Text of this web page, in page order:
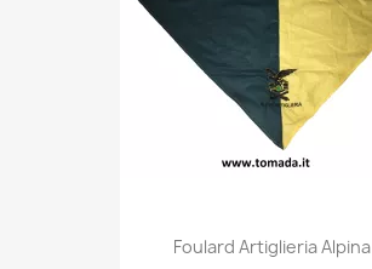
 Quick view
Foulard Artiglieria Alpina